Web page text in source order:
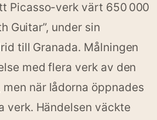
Picasso-verk värt 650 000
Guitar”, under sin
till Granada. Målningen
med flera verk av den
när lådorna öppnades
verk. Händelsen väckte